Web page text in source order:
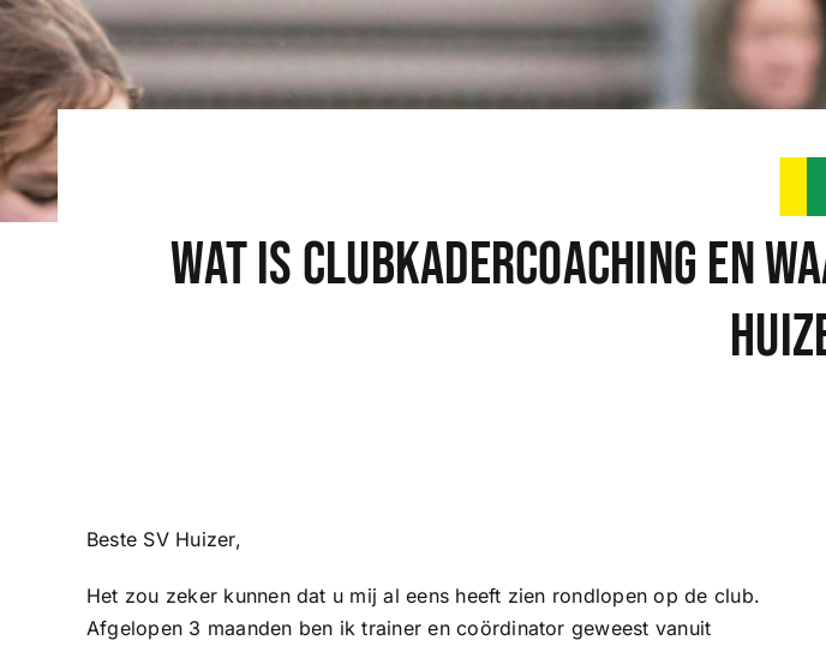
Wat is clubkadercoaching en
Beste SV Huizer,
Het zou zeker kunnen dat u mij al eens heeft zien rondlopen op de club.
Afgelopen 3 maanden ben ik trainer en coördinator geweest vanuit